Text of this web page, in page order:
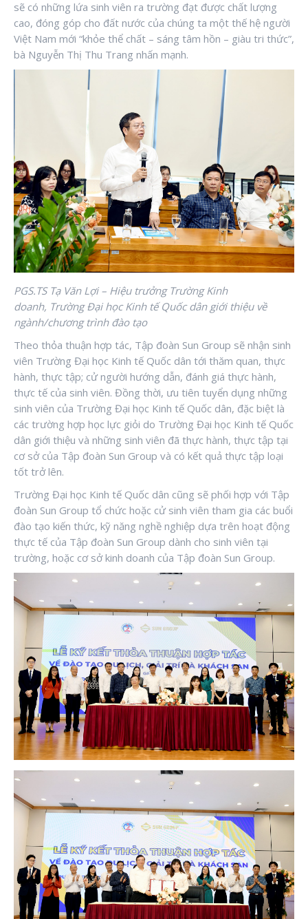
sẽ có những lứa sinh viên ra trường đạt được chất lượng
cao, đóng góp cho đất nước của chúng ta một thế hệ người
Việt Nam mới “khỏe thể chất – sáng tâm hồn – giàu tri thức”,
bà Nguyễn Thị Thu Trang nhấn mạnh.
PGS.TS Tạ Văn Lợi – Hiệu trưởng Trường Kinh
doanh, Trường Đại học Kinh tế Quốc dân giới thiệu về
ngành/chương trình đào tạo
Theo thỏa thuận hợp tác, Tập đoàn Sun Group sẽ nhận sinh
viên Trường Đại học Kinh tế Quốc dân tới thăm quan, thực
hành, thực tập; cử người hướng dẫn, đánh giá thực hành,
thực tế của sinh viên. Đồng thời, ưu tiên tuyển dụng những
sinh viên của Trường Đại học Kinh tế Quốc dân, đặc biệt là
các trường hợp học lực giỏi do Trường Đại học Kinh tế Quốc
dân giới thiệu và những sinh viên đã thực hành, thực tập tại
cơ sở của Tập đoàn Sun Group và có kết quả thực tập loại
tốt trở lên.
Trường Đại học Kinh tế Quốc dân cũng sẽ phối hợp với Tập
đoàn Sun Group tổ chức hoặc cử sinh viên tham gia các buổi
đào tạo kiến thức, kỹ năng nghề nghiệp dựa trên hoạt động
thực tế của Tập đoàn Sun Group dành cho sinh viên tại
trường, hoặc cơ sở kinh doanh của Tập đoàn Sun Group.